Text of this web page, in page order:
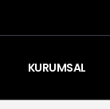
KURUMSAL